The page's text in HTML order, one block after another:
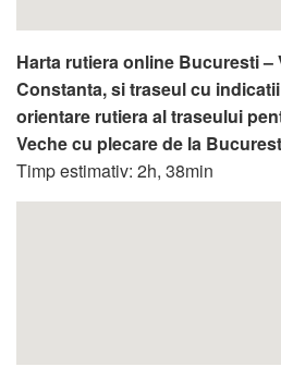
Harta rutiera online Bucuresti –
Constanta, si traseul cu
orientare rutiera al traseului
Veche cu plecare de la
Timp estimativ: 2h, 38min